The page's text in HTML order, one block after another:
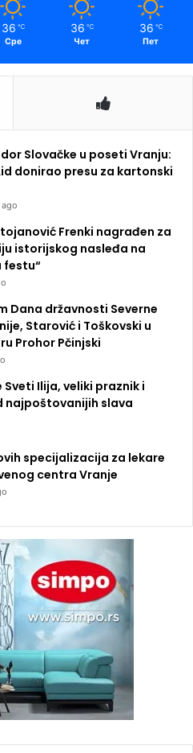
36 ℃
Сре
36 ℃
Чет
36 ℃
Пет
Slovačke u poseti Vranju:
donirao presu za kartonski
Frenki nagrađen za
istorijskog nasleđa na
festu“
Dana državnosti Severne
Starović i Toškovski u
Prohor Pčinjski
Sveti Ilija, veliki praznik i
najpoštovanijih slava
specijalizacija za lekare
centra Vranje